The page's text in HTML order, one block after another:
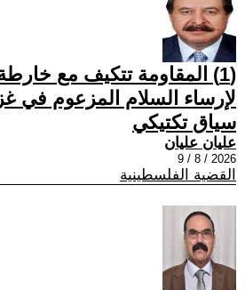
(1) المقاومة تتكيف مع
لإرساء السلام المزعوم في
سياق تكتيكي
عليان عليان
2026 / 8 / 9
القضية الفلسطينية